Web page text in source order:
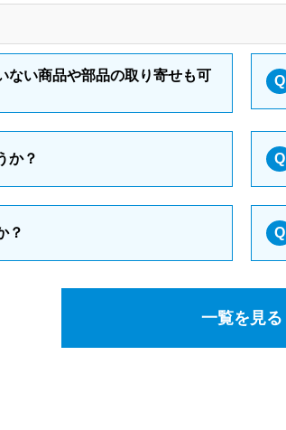
ない商品や部品の取り寄せも可
Q
か？ Q
？ Q
一覧を見る